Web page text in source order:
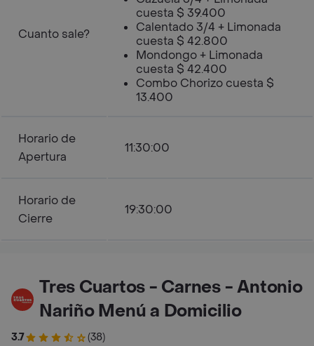
Cuanto sale?
cuesta $ 39.400
Calentado 3/4 + Limonada
cuesta $ 42.800
Mondongo + Limonada
cuesta $ 42.400
Combo Chorizo cuesta $
13.400
Horario de
Apertura
11:30:00
Horario de
Cierre
19:30:00
Tres Cuartos - Carnes - Antonio
Nariño Menú a Domicilio
3.7
(38)